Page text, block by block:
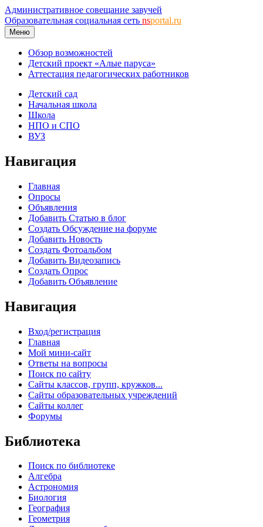
Административное совещание завучей
Образовательная социальная сеть nsportal.ru
Меню
Обзор возможностей
Детский проект «Алые паруса»
Аттестация педагогических работников
Детский сад
Начальная школа
Школа
НПО и СПО
ВУЗ
Навигация
Главная
Опросы
Объявления
Добавить Статью в блог
Создать Обсуждение на форуме
Добавить Новость
Создать Фотоальбом
Добавить Видеозапись
Создать Опрос
Добавить Объявление
Навигация
Вход/регистрация
Главная
Мой мини-сайт
Ответы на вопросы
Поиск по сайту
Сайты классов, групп, кружков...
Сайты образовательных учреждений
Сайты коллег
Форумы
Библиотека
Поиск по библиотеке
Алгебра
Астрономия
Биология
География
Геометрия